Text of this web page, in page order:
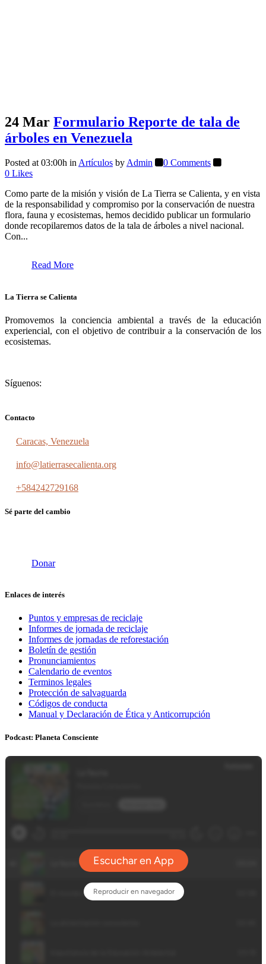
24 Mar Formulario Reporte de tala de
árboles en Venezuela
Posted at 03:00h inArtículos byAdmin
0 Comments
0 Likes
Como parte de la misión y visión de La Tierra se Calienta, y en vista
de la responsabilidad y compromiso por la conservación de nuestra
flora, fauna y ecosistemas, hemos decidido publicar un formulario
donde recopilaremos datos de la tala de árboles a nivel nacional.
Con...
Read More
La Tierra se Calienta
Promovemos la conciencia ambiental a través de la educación
experiencial, con el objetivo de contribuir a la conservación de los
ecosistemas.
Síguenos:
Contacto
Caracas, Venezuela
info@latierrasecalienta.org
+584242729168
Sé parte del cambio
Donar
Enlaces de interés
Puntos y empresas de reciclaje
Informes de jornada de reciclaje
Informes de jornadas de reforestación
Boletín de gestión
Pronunciamientos
Calendario de eventos
Terminos legales
Protección de salvaguarda
Códigos de conducta
Manual y Declaración de Ética y Anticorrupción
Podcast: Planeta Consciente